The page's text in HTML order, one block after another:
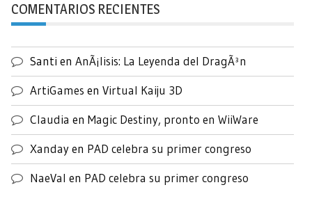
COMENTARIOS RECIENTES
Santi en AnÃ¡lisis: La Leyenda del DragÃ³n
ArtiGames en Virtual Kaiju 3D
Claudia en Magic Destiny, pronto en WiiWare
Xandayen PAD celebra su primer congreso
NaeVal en PAD celebra su primer congreso